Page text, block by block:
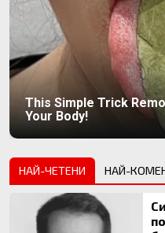
This Simple Trick
Your Body!
НАЙ-ЧЕТЕНИ НАЙ-